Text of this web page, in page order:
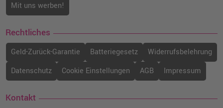
Mit uns werben!
Rechtliches
Geld-Zurück-Garantie Batteriegesetz
Widerrufsbelehrung
Datenschutz
Cookie Einstellungen AGB Impressum
Kontakt